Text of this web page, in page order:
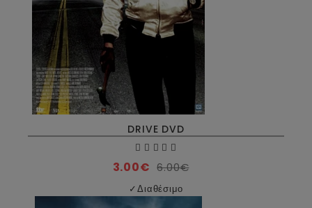
DRIVE DVD
3.00€ 6.00€
✓Διαθέσιμο